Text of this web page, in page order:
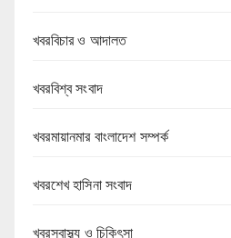
খবরবিচার ও আদালত
খবরবিশ্ব সংবাদ
খবরমায়ানমার বাংলাদেশ সম্পর্ক
খবরশেখ হাসিনা সংবাদ
খবরস্বাস্থ্য ও চিকিৎসা